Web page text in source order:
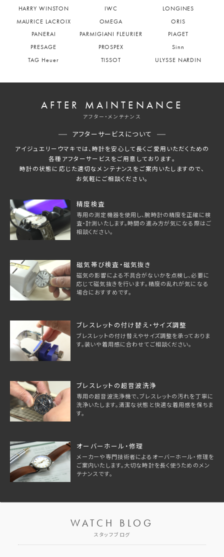
HARRY WINSTON
IWC
LONGINES
MAURICE LACROIX
OMEGA
ORIS
PANERAI
PARMIGIANI FLEURIER
PIAGET
PRESAGE
PROSPEX
Sinn
TAG Heuer
TISSOT ULYSSE NARDIN
AFTER MAINTENANCE
アフター・メンテナンス
アフターサービスについて
アイジュエリーウマキでは、時計を安心して長くご愛用いただくための
各種アフターサービスをご用意しております。
時計の状態に応じた適切なメンテナンスをご案内いたしますので、
お気軽にご相談ください。
精度検査
専用の測定機器を使用し、腕時計の精度を正確に検
査・計測いたします。時間の進み方が気になる際はご
相談ください。
磁気帯び検査・磁気抜き
磁気の影響による不具合がないかを点検し、必要に
応じて磁気抜きを行います。精度の乱れが気になる
場合におすすめです。
ブレスレットの付け替え・サイズ調整
ブレスレットの付け替えやサイズ調整を承っておりま
す。装いや着用感に合わせてご相談ください。
ブレスレットの超音波洗浄
専用の超音波洗浄機で、ブレスレットの汚れを丁寧に
洗浄いたします。清潔な状態と快適な着用感を保ちま
す。
オーバーホール・修理
メーカーや専門技術者によるオーバーホール・修理を
ご案内いたします。大切な時計を長く使うためのメン
テナンスです。
WATCH BLOG
スタッフブログ